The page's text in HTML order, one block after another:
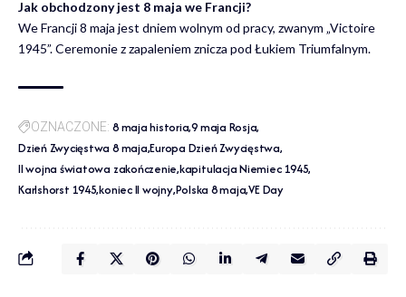
Jak obchodzony jest 8 maja we Francji?
We Francji 8 maja jest dniem wolnym od pracy, zwanym „Victoire
1945”. Ceremonie z zapaleniem znicza pod Łukiem Triumfalnym.
OZNACZONE: 8 maja historia9 maja Rosja
Dzień Zwycięstwa 8 majaEuropa Dzień Zwycięstwa
II wojna światowa zakończeniekapitulacja Niemiec 1945
Karlshorst 1945koniec II wojnyPolska 8 majaVE Day